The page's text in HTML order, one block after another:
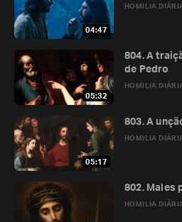
04:47
HOMILIA
05:32
HOMILIA
804. A
de Pedro
05:17
HOMILIA
803. A
HOMILIA
802. Males